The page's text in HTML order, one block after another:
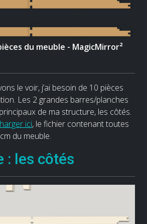
du meuble - MagicMirror²
le voir, j’ai besoin de 10 pièces
Les 2 grandes barres/planches
de ma structure, les côtés.
ici, le fichier contenant toutes
du meuble.
: les côtés